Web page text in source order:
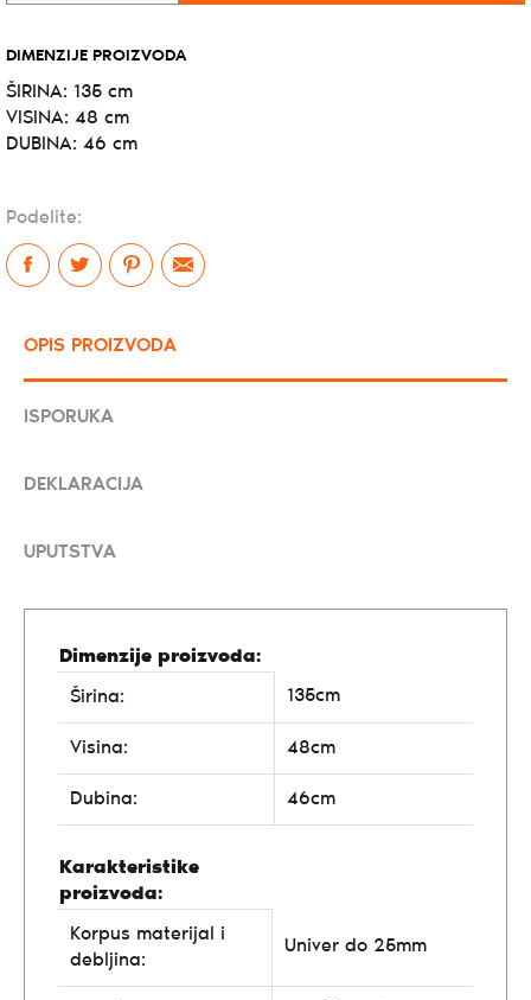
DIMENZIJE PROIZVODA
ŠIRINA: 135 cm
VISINA: 48 cm
DUBINA: 46 cm
Podelite:
OPIS PROIZVODA
ISPORUKA
DEKLARACIJA
UPUTSTVA
Dimenzije proizvoda:
Širina:
135cm
Visina: 48cm
Dubina: 46cm
Karakteristike
proizvoda:
Korpus materijal i
debljina:
Univer do 25mm